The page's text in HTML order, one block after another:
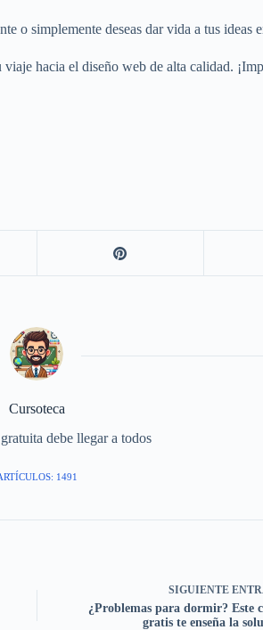
o simplemente deseas dar vida a tus ideas
hacia el diseño web de alta calidad.
Cursoteca
debe llegar a todos
1491
SIGUIENTE
¿Problemas para dormir? Este
gratis te enseña la